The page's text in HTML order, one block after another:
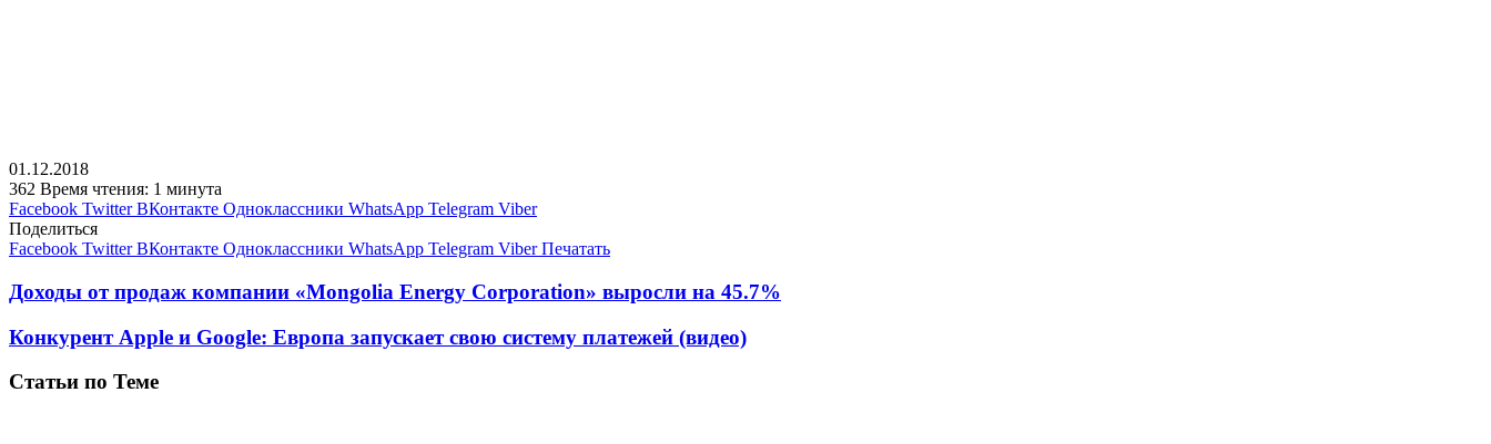
01.12.2018
362 Время чтения: 1 минута
Facebook Twitter ВКонтакте Одноклассники WhatsApp Telegram Viber
Поделиться
Facebook Twitter ВКонтакте Одноклассники WhatsApp Telegram Viber Печатать
Доходы от продаж компании «Mongolia Energy Corporation» выросли на 45.7%
Конкурент Apple и Google: Европа запускает свою систему платежей (видео)
Статьи по Теме